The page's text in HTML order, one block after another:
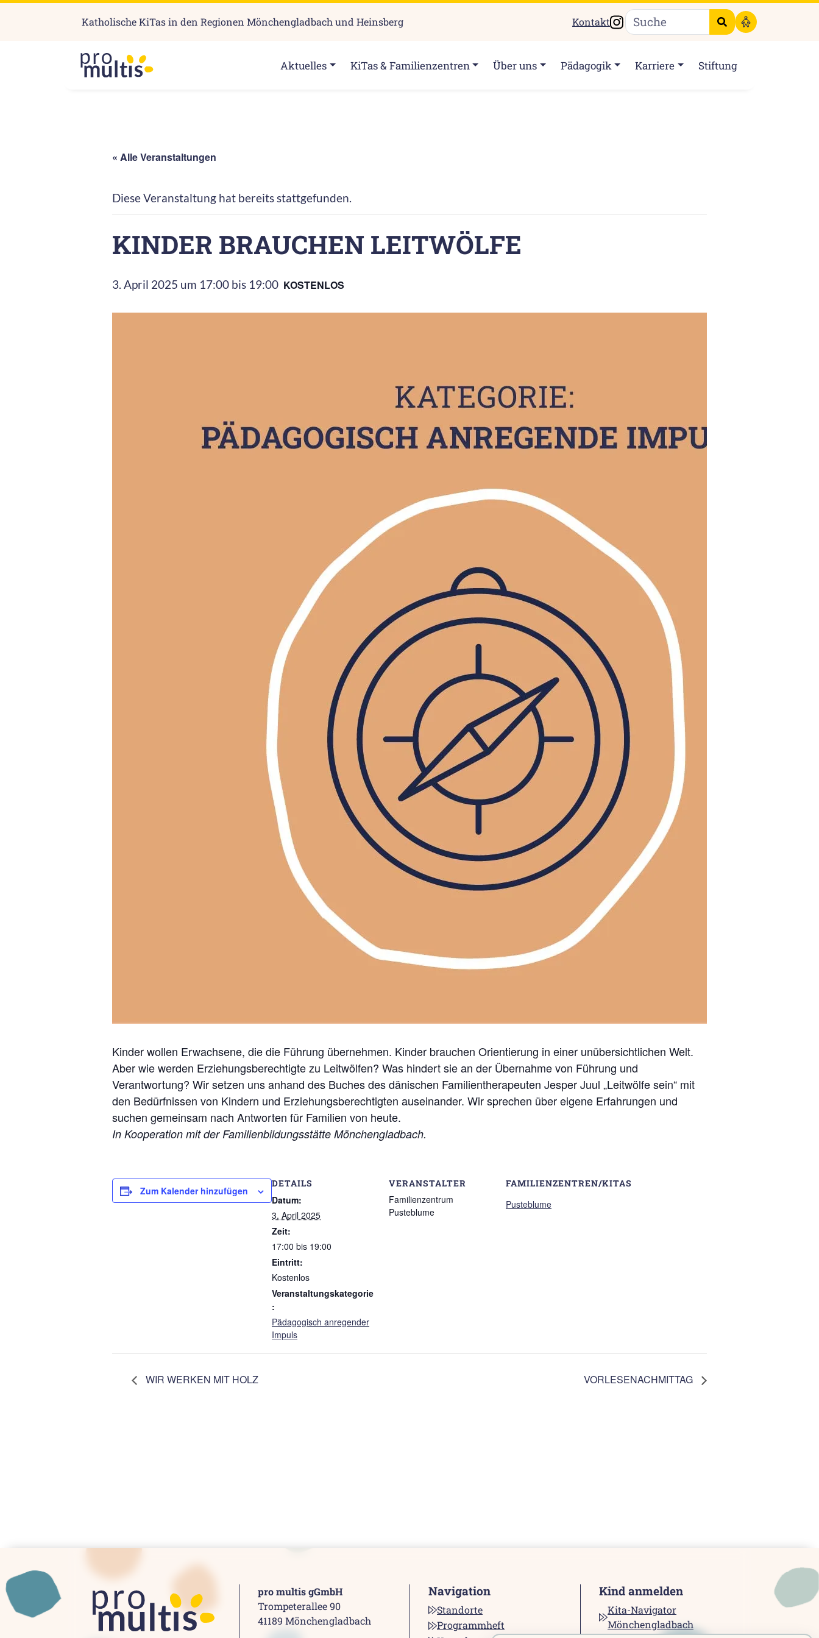
Katholische KiTas in den Regionen Mönchengladbach und Heinsberg Kontakt Instagram
Suche starten
Aktuelles KiTas & Familienzentren Über uns Pädagogik Karriere Stiftung
« Alle Veranstaltungen
Diese Veranstaltung hat bereits stattgefunden.
KINDER BRAUCHEN LEITWÖLFE
3. April 2025 um 17:00 bis 19:00 KOSTENLOS
Kinder wollen Erwachsene, die die Führung übernehmen. Kinder brauchen Orientierung in einer unübersichtlichen Welt.
Aber wie werden Erziehungsberechtigte zu Leitwölfen? Was hindert sie an der Übernahme von Führung und
Verantwortung? Wir setzen uns anhand des Buches des dänischen Familientherapeuten Jesper Juul „Leitwölfe sein“ mit
den Bedürfnissen von Kindern und Erziehungsberechtigten auseinander. Wir sprechen über eigene Erfahrungen und
suchen gemeinsam nach Antworten für Familien von heute.
In Kooperation mit der Familienbildungsstätte Mönchengladbach.
Zum Kalender hinzufügen
DETAILS
Datum:
3. April 2025
Zeit:
17:00 bis 19:00
Eintritt:
Kostenlos
Veranstaltungskategorie
:
Pädagogisch anregender
Impuls
VERANSTALTER
Familienzentrum
Pusteblume
FAMILIENZENTREN/KITAS
Pusteblume
WIR WERKEN MIT HOLZ VORLESENACHMITTAG
pro multis gGmbH
Trompeterallee 90
41189 Mönchengladbach
Navigation
Standorte
Programmheft
Kind anmelden
Kita-Navigator
Mönchengladbach